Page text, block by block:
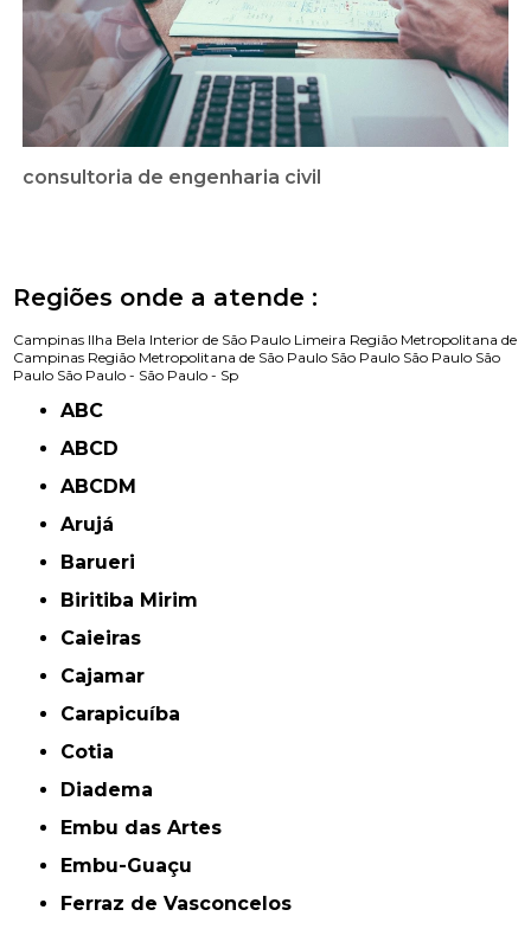
consultoria de engenharia civil
Regiões onde a atende :
Campinas Ilha Bela Interior de São Paulo Limeira Região Metropolitana de
Campinas Região Metropolitana de São Paulo São Paulo São Paulo São
Paulo São Paulo - São Paulo - Sp
ABC
ABCD
ABCDM
Arujá
Barueri
Biritiba Mirim
Caieiras
Cajamar
Carapicuíba
Cotia
Diadema
Embu das Artes
Embu-Guaçu
Ferraz de Vasconcelos